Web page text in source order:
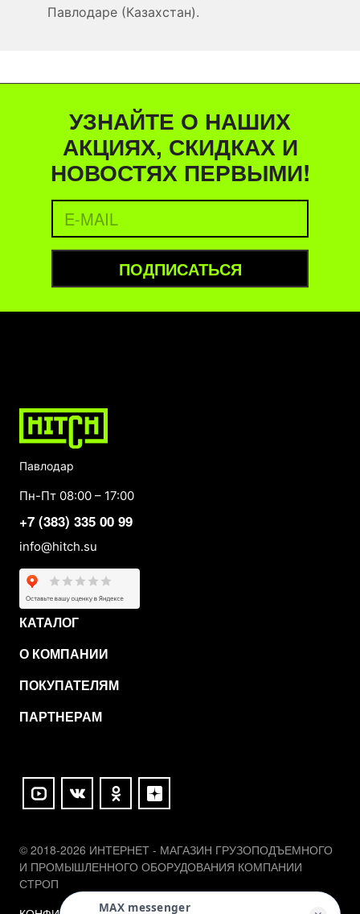
Павлодаре (Казахстан).
УЗНАЙТЕ О НАШИХ
АКЦИЯХ, СКИДКАХ И
НОВОСТЯХ ПЕРВЫМИ!
ПОДПИСАТЬСЯ
Павлодар
Пн-Пт 08:00 – 17:00
+7 (383) 335 00 99
info@hitch.su
КАТАЛОГ
О КОМПАНИИ
ПОКУПАТЕЛЯМ
ПАРТНЕРАМ
© 2018-2026 ИНТЕРНЕТ - МАГАЗИН ГРУЗОПОДЪЕМНОГО
И ПРОМЫШЛЕННОГО ОБОРУДОВАНИЯ КОМПАНИИ
СТРОП
MAX messenger